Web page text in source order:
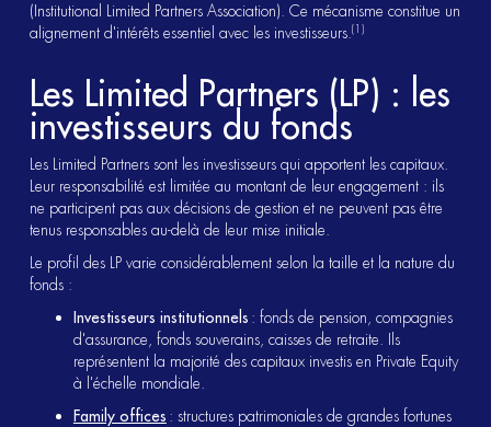
(Institutional Limited Partners Association). Ce mécanisme constitue un
alignement d'intérêts essentiel avec les investisseurs.(1)
Les Limited Partners (LP) : les
investisseurs du fonds
Les Limited Partners sont les investisseurs qui apportent les capitaux.
Leur responsabilité est limitée au montant de leur engagement : ils
ne participent pas aux décisions de gestion et ne peuvent pas être
tenus responsables au-delà de leur mise initiale.
Le profil des LP varie considérablement selon la taille et la nature du
fonds :
Investisseurs institutionnels : fonds de pension, compagnies
d'assurance, fonds souverains, caisses de retraite. Ils
représentent la majorité des capitaux investis en Private Equity
à l'échelle mondiale.
Family offices : structures patrimoniales de grandes fortunes